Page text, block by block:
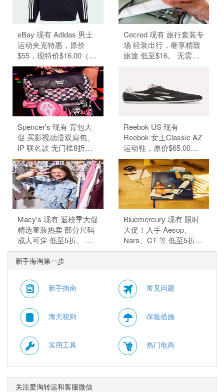
eBay 现有 Adidas 男士
运动夹克特惠，原价
$55，现特价$16.00（约
108.25元）。 无需使用
优惠码。 优惠随时可能
失效。
Cecred 现有 旅行套装专
场 轻装出行，奢享精致
旅途 低至$16。 无需使
14点59分。 满$50.00免
美国境内运费。
Spencer's 现有 背包大
促 买影视动漫双肩包、
IP 联名款 无门槛8折。
背包8折，需要使用优惠
码：BACKPACKS20。
订单满$40免邮，需要使
用优惠码：FS40。（优
惠码不可叠加）
Reebok US 现有
Reebok 女士Classic AZ
运动鞋，原价$65.00，
现特价$48.99（约
331.59元）。 无需使用
优惠码。 优惠随时可能
失效。
Macy's 现有 返校季大促
精选童装热卖 部分尺码
成人可穿 低至5折。 无
需使用优惠码。 有效期
至北京时间 2026年08月
Bluemercury 现有 限时
大促！入手 Aesop、
Nars、CT 等 低至5折。
部分商品可叠加额外8.5
至北京时间 2026年08月
10日11点59分。
新手海淘第一步
新手指南 常见问题
海关税则 保险措施
实用工具 热门电商
关注爱淘转运和客服微信